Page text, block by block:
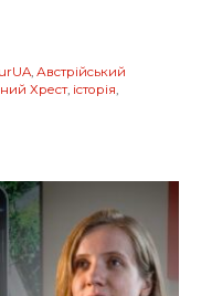
, Австрійський
Хрест, історія,